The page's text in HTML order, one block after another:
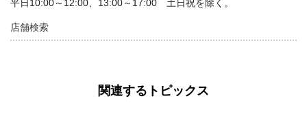
平日10:00～12:00、13:00～17:00 土日祝を除く。
店舗検索
関連するトピックス